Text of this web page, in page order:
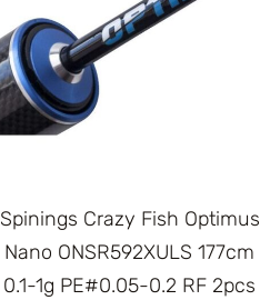
Spinings Crazy Fish Optimus
Nano ONSR592XULS 177cm
0.1-1g PE#0.05-0.2 RF 2pcs